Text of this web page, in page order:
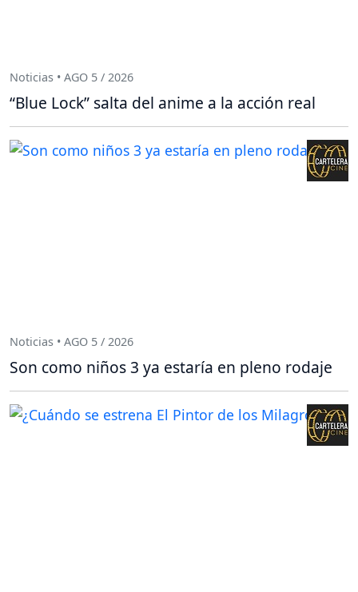
Noticias • AGO 5 / 2026
“Blue Lock” salta del anime a la acción real
Noticias • AGO 5 / 2026
Son como niños 3 ya estaría en pleno rodaje